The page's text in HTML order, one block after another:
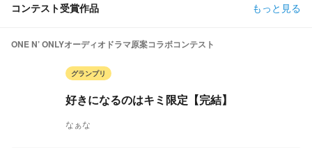
コンテスト受賞作品 もっと見る
ONE N’ ONLYオーディオドラマ原案コラボコンテスト
グランプリ
好きになるのはキミ限定【完結】
なぁな